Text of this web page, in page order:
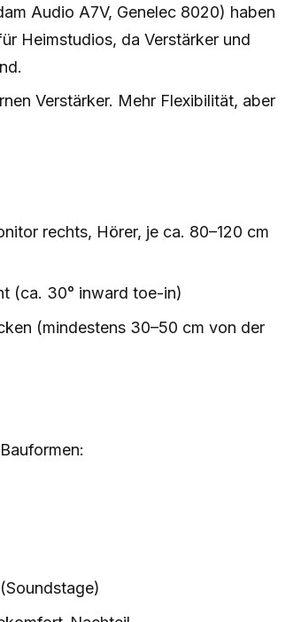
Audio A7V, Genelec 8020) haben
Heimstudios, da Verstärker und
Verstärker. Mehr Flexibilität, aber
rechts, Hörer, je ca. 80–120 cm
(ca. 30° inward toe-in)
(mindestens 30–50 cm von der